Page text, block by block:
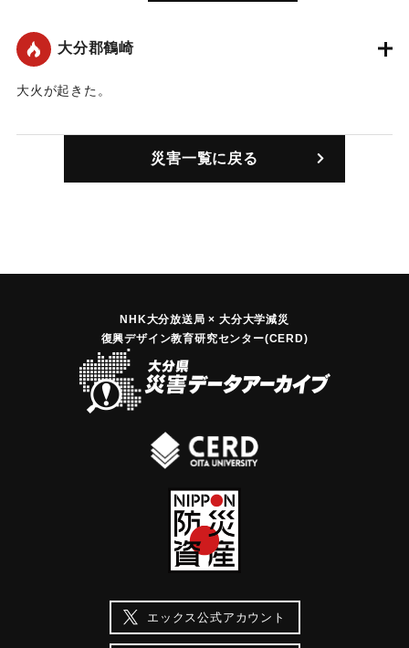
大分郡鶴崎
大火が起きた。
｜固有コード:00168001
災害一覧に戻る
NHK大分放送局 × 大分大学減災
復興デザイン教育研究センター(CERD)
エックス公式アカウント